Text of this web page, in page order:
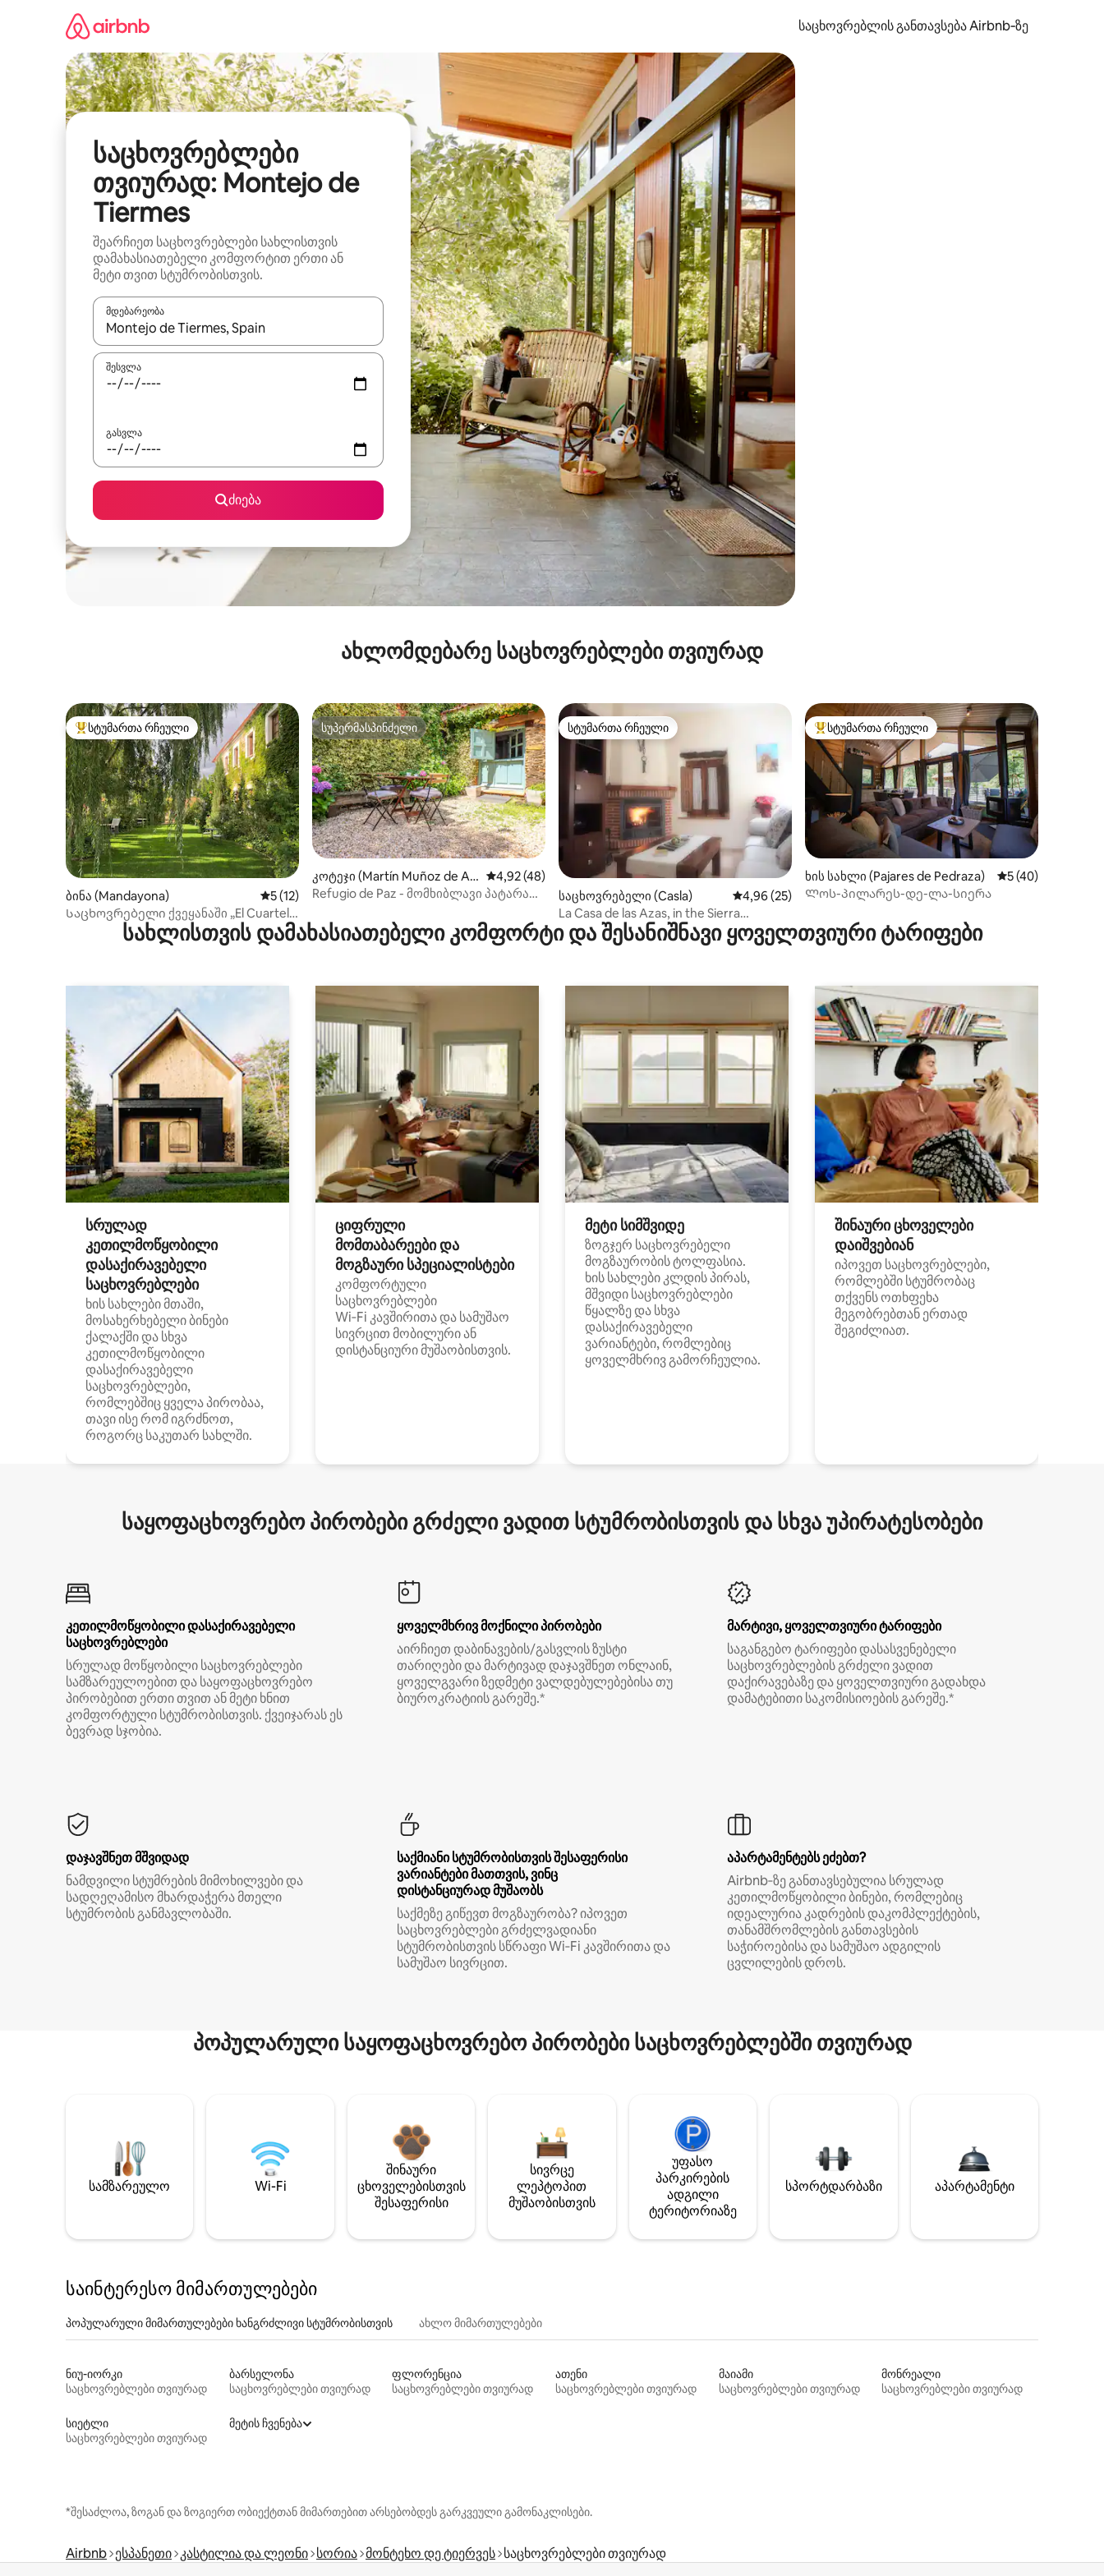
საცხოვრებლის განთავსება Airbnb‑ზე
საცხოვრებლები
თვიურად: Montejo de
Tiermes
შეარჩიეთ საცხოვრებლები სახლისთვის
დამახასიათებელი კომფორტით ერთი ან
მეტი თვით სტუმრობისთვის.
მდებარეობა
როცა შედეგები ხელმისაწვდომი გახდება, ნავიგაციისთვის გამოიყენეთ კლავიშები ზემოთ/ქვემოთ მიმართული ისრებით ან შეხებისა თუ თითის გასმის ჟესტები.
შესვლა
გასვლა
ძიება
ახლომდებარე საცხოვრებლები თვიურად
სტუმართა რჩეული მოწინავე ვარიანტი
სტუმართა რჩეული
ბინა (Mandayona) საშუალო შეფასებაა 5‑დან 5, 12 მიმოხილვა
5 (12)
Საცხოვრებელი ქვეყანაში „El Cuartel
del Río Dulce“
სუპერმასპინძელი
სუპერმასპინძელი
კოტეჯი (Martín Muñoz de Ayl
lón)
საშუალო შეფასებაა 5‑დან 4,92, 48 მიმოხილვა
4,92 (48)
Refugio de Paz - მომხიბლავი პატარა
სტუმართა რჩეული
სტუმართა რჩეული
საცხოვრებელი (Casla) საშუალო შეფასებაა 5‑დან 4,96, 25 მიმოხილვა
4,96 (25)
La Casa de las Azas, in the Sierra
Segoviana
სტუმართა რჩეული მოწინავე ვარიანტი
სტუმართა რჩეული
ხის სახლი (Pajares de Pedraza) საშუალო
5 (40)
Ლოს-პილარეს-დე-ლა-სიერა
სახლისთვის დამახასიათებელი კომფორტი და შესანიშნავი ყოველთვიური ტარიფები
სრულად
კეთილმოწყობილი
დასაქირავებელი
საცხოვრებლები
ხის სახლები მთაში,
მოსახერხებელი ბინები
ქალაქში და სხვა
კეთილმოწყობილი
დასაქირავებელი
საცხოვრებლები,
რომლებშიც ყველა პირობაა,
თავი ისე რომ იგრძნოთ,
როგორც საკუთარ სახლში.
ციფრული
მომთაბარეები და
მოგზაური სპეციალისტები
კომფორტული
საცხოვრებლები
Wi‑Fi კავშირითა და სამუშაო
სივრცით მობილური ან
დისტანციური მუშაობისთვის.
მეტი სიმშვიდე
ზოგჯერ საცხოვრებელი
მოგზაურობის ტოლფასია.
ხის სახლები კლდის პირას,
მშვიდი საცხოვრებლები
წყალზე და სხვა
დასაქირავებელი
ვარიანტები, რომლებიც
ყოველმხრივ გამორჩეულია.
შინაური ცხოველები
დაიშვებიან
იპოვეთ საცხოვრებლები,
რომლებში სტუმრობაც
თქვენს ოთხფეხა
მეგობრებთან ერთად
შეგიძლიათ.
საყოფაცხოვრებო პირობები გრძელი ვადით სტუმრობისთვის და სხვა უპირატესობები
კეთილმოწყობილი დასაქირავებელი
საცხოვრებლები
სრულად მოწყობილი საცხოვრებლები
სამზარეულოებით და საყოფაცხოვრებო
პირობებით ერთი თვით ან მეტი ხნით
კომფორტული სტუმრობისთვის. ქვეიჯარას ეს
ბევრად სჯობია.
ყოველმხრივ მოქნილი პირობები
აირჩიეთ დაბინავების/გასვლის ზუსტი
თარიღები და მარტივად დაჯავშნეთ ონლაინ,
ყოველგვარი ზედმეტი ვალდებულებებისა თუ
ბიუროკრატიის გარეშე.*
მარტივი, ყოველთვიური ტარიფები
საგანგებო ტარიფები დასასვენებელი
საცხოვრებლების გრძელი ვადით
დაქირავებაზე და ყოველთვიური გადახდა
დამატებითი საკომისიოების გარეშე.*
დაჯავშნეთ მშვიდად
ნამდვილი სტუმრების მიმოხილვები და
სადღეღამისო მხარდაჭერა მთელი
სტუმრობის განმავლობაში.
საქმიანი სტუმრობისთვის შესაფერისი
ვარიანტები მათთვის, ვინც
დისტანციურად მუშაობს
საქმეზე გიწევთ მოგზაურობა? იპოვეთ
საცხოვრებლები გრძელვადიანი
სტუმრობისთვის სწრაფი Wi‑Fi კავშირითა და
სამუშაო სივრცით.
აპარტამენტებს ეძებთ?
Airbnb‑ზე განთავსებულია სრულად
კეთილმოწყობილი ბინები, რომლებიც
იდეალურია კადრების დაკომპლექტების,
თანამშრომლების განთავსების
საჭიროებისა და სამუშაო ადგილის
ცვლილების დროს.
პოპულარული საყოფაცხოვრებო პირობები საცხოვრებლებში თვიურად
სამზარეულო Wi-Fi
შინაური
ცხოველებისთვის
შესაფერისი
სივრცე
ლეპტოპით
მუშაობისთვის
უფასო
პარკირების
ადგილი
ტერიტორიაზე
სპორტდარბაზი აპარტამენტი
საინტერესო მიმართულებები
პოპულარული მიმართულებები ხანგრძლივი სტუმრობისთვის ახლო მიმართულებები
ნიუ-იორკი
საცხოვრებლები თვიურად
ბარსელონა
საცხოვრებლები თვიურად
ფლორენცია
საცხოვრებლები თვიურად
ათენი
საცხოვრებლები თვიურად
მაიამი
საცხოვრებლები თვიურად
მონრეალი
საცხოვრებლები თვიურად
სიეტლი
საცხოვრებლები თვიურად
მეტის ჩვენება
*შესაძლოა, ზოგან და ზოგიერთ ობიექტთან მიმართებით არსებობდეს გარკვეული გამონაკლისები.
Airbnb ესპანეთი კასტილია და ლეონი სორია მონტეხო დე ტიერვეს საცხოვრებლები თვიურად